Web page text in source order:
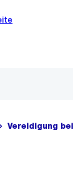
Vereidigung